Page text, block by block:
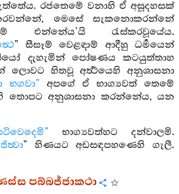
රජතෙමේ වනාහි ඒ අසූදහසක්
මෙසේ සැකනොකරන්නේ
එන්නේය’යි රැස්කරවූයේය.
” සීසෑම් වෙළඳාම් ආදීහු ධර්‍මයෙන්
දැහැමින් පෝෂණය කටයුත්තාහ
හිතවූ අර්‍ත්‍ථයෙහි අනුශාසනා
අපගේ ඒ භාග්‍යවත් තෙමේ
තොපට අනුශාසනා කරන්නේය, යන
භාග්‍යවත්හට දන්වාලමි.
” හිණයට අඩසඳපහණෙහි ගැලී.
පබ්බජ්ජාකථා